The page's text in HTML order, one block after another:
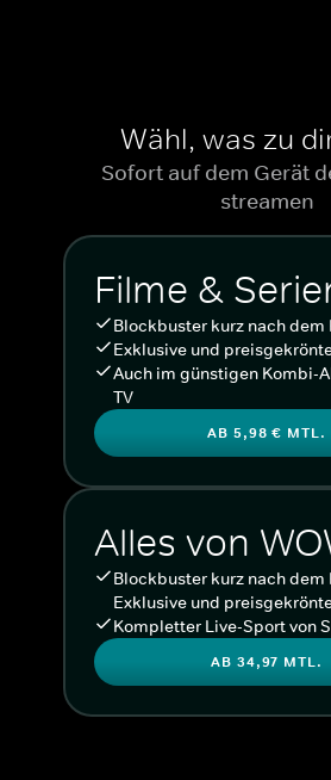
Wähl, was zu
Sofort auf dem Gerät
streamen
Filme &
Blockbuster kurz nach dem
Exklusive und
Auch im günstigen Kombi-
TV
AB 5,98 € MTL.
Alles von
Blockbuster kurz nach dem
Exklusive und
Kompletter Live-Sport von
AB 34,97 MTL.